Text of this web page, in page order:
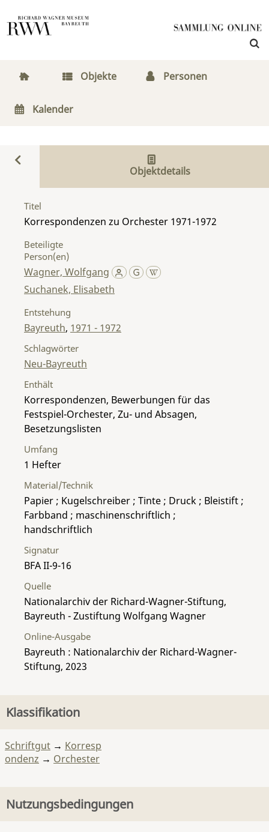
Objekte Personen
Kalender
Objektdetails
Titel
Korrespondenzen zu Orchester 1971-1972
Beteiligte
Person(en)
Wagner, Wolfgang
Suchanek, Elisabeth
Entstehung
Bayreuth, 1971 - 1972
Umfang
1 Hefter
Material/Technik
Papier ; Kugelschreiber ; Tinte ; Druck ; Bleistift ;
Farbband ; maschinenschriftlich ;
handschriftlich
Enthält
Korrespondenzen, Bewerbungen für das
Festspiel-Orchester, Zu- und Absagen,
Besetzungslisten
Signatur
BFA II-9-16
Quelle
Nationalarchiv der Richard-Wagner-Stiftung,
Bayreuth - Zustiftung Wolfgang Wagner
Schlagwörter
Neu-Bayreuth
Online-Ausgabe
Bayreuth : Nationalarchiv der Richard-Wagner-
Stiftung, 2023
Klassifikation
Schriftgut → Korresp
ondenz → Orchester
Nutzungsbedingungen